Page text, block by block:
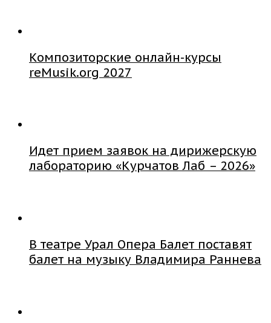
Композиторские онлайн-курсы
reMusik.org 2027
Идет прием заявок на дирижерскую
лабораторию «Курчатов Лаб – 2026»
В театре Урал Опера Балет поставят
балет на музыку Владимира Раннева